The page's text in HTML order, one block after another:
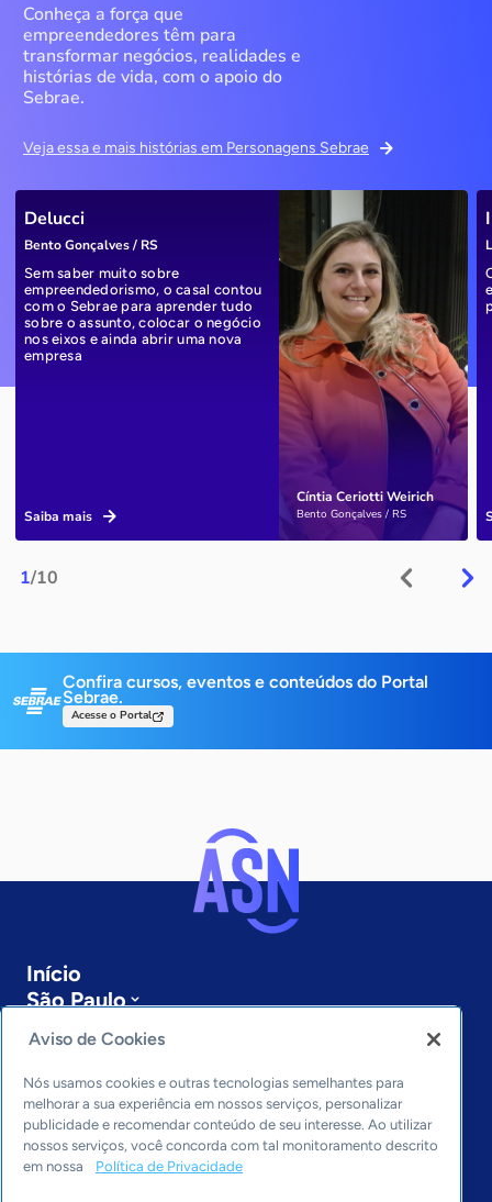
Conheça a força que
empreendedores têm para
transformar negócios, realidades e
histórias de vida, com o apoio do
Sebrae.
Veja essa e mais histórias em Personagens Sebrae
1/10
Cíntia Ceriotti Weirich
Bento Gonçalves / RS
Delucci
Bento Gonçalves / RS
Sem saber muito sobre
empreendedorismo, o casal contou
com o Sebrae para aprender tudo
sobre o assunto, colocar o negócio
nos eixos e ainda abrir uma nova
empresa
Saiba mais
Confira cursos, eventos e conteúdos do Portal
Sebrae.
Acesse o Portal
Início
São Paulo
Sobre a ASN
Últimas notícias
Entre em contato
Editorias
Economia & Política
Inovação & Tecnologia
Aviso de Cookies
Nós usamos cookies e outras tecnologias semelhantes para
melhorar a sua experiência em nossos serviços, personalizar
publicidade e recomendar conteúdo de seu interesse. Ao utilizar
nossos serviços, você concorda com tal monitoramento descrito
em nossa
Política de Privacidade